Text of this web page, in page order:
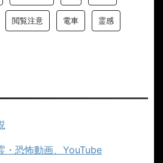
閲覧注意 電車 霊感
・恐怖動画、YouTube